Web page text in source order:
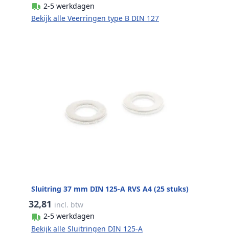
2-5 werkdagen
Bekijk alle Veerringen type B DIN 127
Sluitring 37 mm DIN 125-A RVS A4 (25 stuks)
32,81 incl. btw
2-5 werkdagen
Bekijk alle Sluitringen DIN 125-A